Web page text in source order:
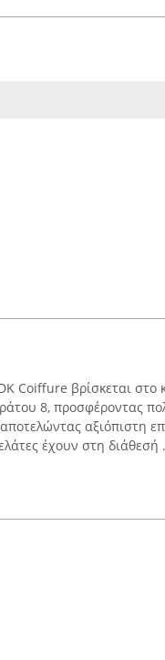
Coiffure βρίσκεται στο
8, προσφέροντας
αξιόπιστη
έχουν στη διάθεσή